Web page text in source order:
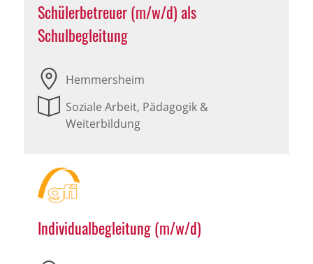
Schülerbetreuer (m/w/d) als
Schulbegleitung
Hemmersheim
Soziale Arbeit, Pädagogik &
Weiterbildung
Individualbegleitung (m/w/d)